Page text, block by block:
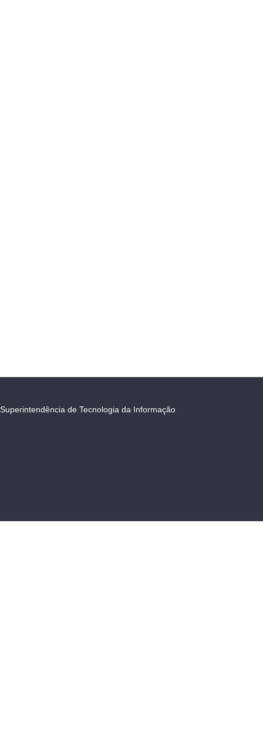
Superintendência de Tecnologia da Informação